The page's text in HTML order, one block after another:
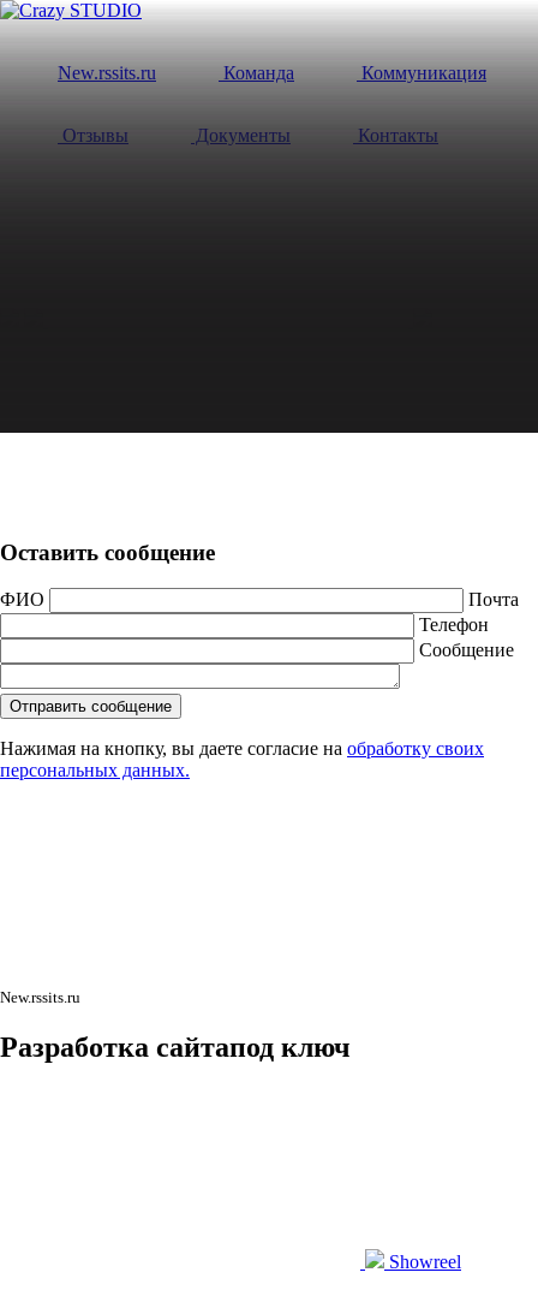
New.rssits.ru Команда Коммуникация
Отзывы Документы Контакты
Оставить сообщение
ФИО
Почта
Телефон
Сообщение
Нажимая на кнопку, вы даете согласие на обработку своих
персональных данных.
New.rssits.ru
Разработка сайтапод ключ
Showreel